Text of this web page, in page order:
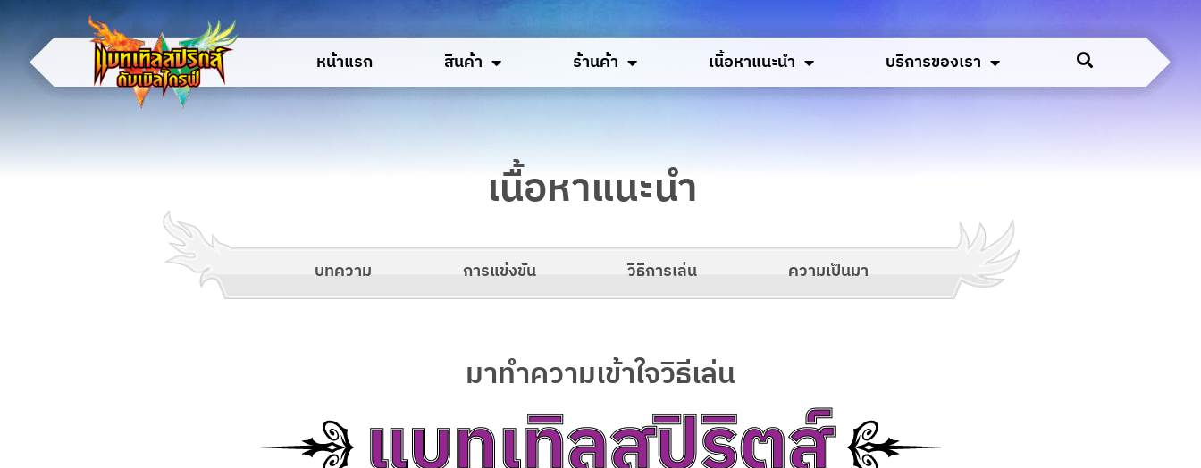
หน้าแรก สินค้า ร้านค้า เนื้อหาแนะนำ บริการของเรา
เนื้อหาแนะนำ
บทความ การแข่งขัน วิธีการเล่น ความเป็นมา
มาทำความเข้าใจวิธีเล่น